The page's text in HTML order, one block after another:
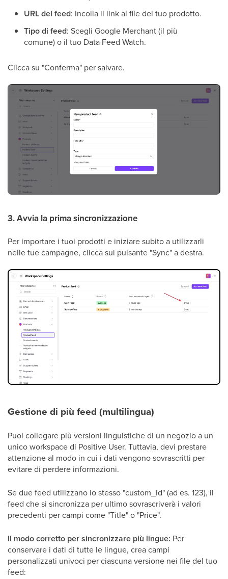
URL del feed: Incolla il link al file del tuo prodotto.
Tipo di feed: Scegli Google Merchant (il più
comune) o il tuo Data Feed Watch.
Clicca su "Conferma" per salvare.
3. Avvia la prima sincronizzazione
Per importare i tuoi prodotti e iniziare subito a utilizzarli
nelle tue campagne, clicca sul pulsante "Sync" a destra.
Gestione di più feed (multilingua)
Puoi collegare più versioni linguistiche di un negozio a un
unico workspace di Positive User. Tuttavia, devi prestare
attenzione al modo in cui i dati vengono sovrascritti per
evitare di perdere informazioni.
Se due feed utilizzano lo stesso "custom_id" (ad es. 123), il
feed che si sincronizza per ultimo sovrascriverà i valori
precedenti per campi come "Title" o "Price".
Il modo corretto per sincronizzare più lingue: Per
conservare i dati di tutte le lingue, crea campi
personalizzati univoci per ciascuna versione nei file del tuo
feed: